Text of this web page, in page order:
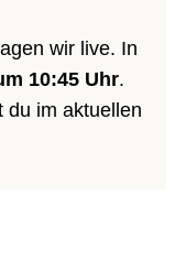
wir live. In
10:45 Uhr.
du im aktuellen